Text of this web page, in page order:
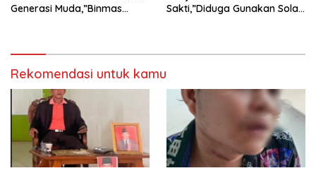
Generasi Muda,”Binmas
Sakti,”Diduga Gunakan Solar
Rekomendasi untuk kamu